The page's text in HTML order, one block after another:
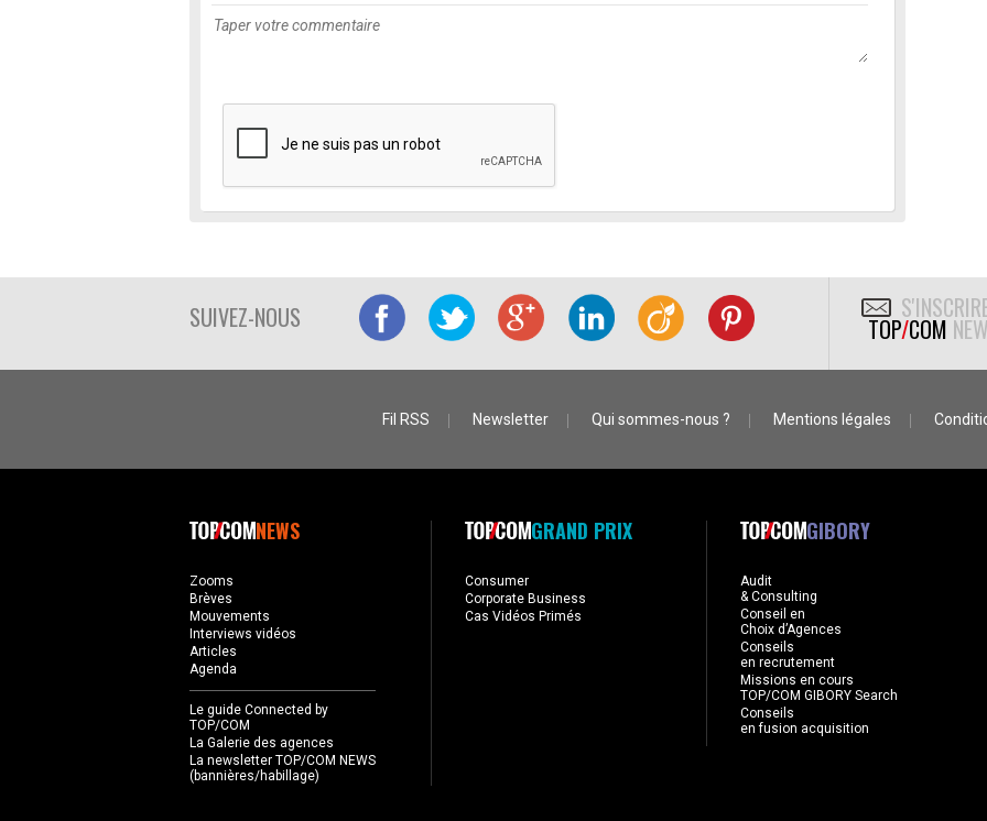
SUIVEZ-NOUS TOP/COM
Fil RSS Newsletter Qui sommes-nous ? Mentions légales
NEWS
Zooms
Brèves
Mouvements
Interviews vidéos
Articles
Agenda
Le guide Connected by
TOP/COM
La Galerie des agences
La newsletter TOP/COM NEWS
(bannières/habillage)
GRAND PRIX
Consumer
Corporate Business
Cas Vidéos Primés
GIBORY
Audit
& Consulting
Conseil en
Choix d’Agences
Conseils
en recrutement
Missions en cours
TOP/COM GIBORY Search
Conseils
en fusion acquisition